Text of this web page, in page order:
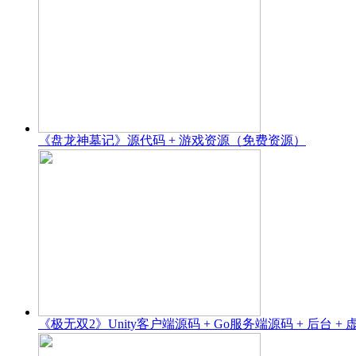
《盘龙神墓记》源代码 + 游戏资源（免费资源）
《极无双2》Unity客户端源码 + Go服务端源码 + 后台 +